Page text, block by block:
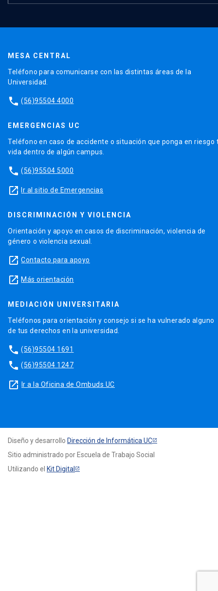
MESA CENTRAL
Teléfono para comunicarse con las distintas áreas de la
Universidad.
phone (56)95504 4000
EMERGENCIAS UC
Teléfono en caso de accidente o situación que ponga en riesgo
vida dentro de algún campus.
phone (56)95504 5000
launch Ir al sitio de Emergencias
DISCRIMINACIÓN Y VIOLENCIA
Orientación y apoyo en casos de discriminación, violencia de
género o violencia sexual.
launch Contacto para apoyo
launch Más orientación
MEDIACIÓN UNIVERSITARIA
Teléfonos para orientación y consejo si se ha vulnerado alguno
de tus derechos en la universidad.
phone (56)95504 1691
phone (56)95504 1247
launch Ir a la Oficina de Ombuds UC
Diseño y desarrollo Dirección de Informática UC
Sitio administrado por Escuela de Trabajo Social
Utilizando el Kit Digital